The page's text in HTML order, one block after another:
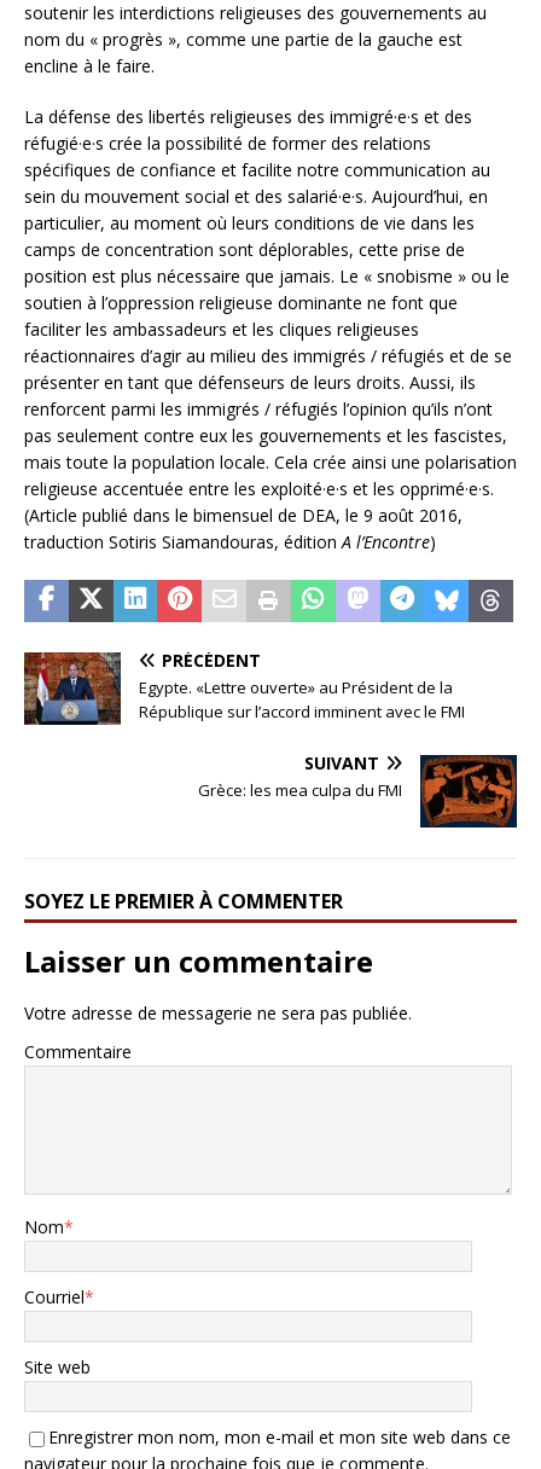
soutenir les interdictions religieuses des gouvernements au
nom du « progrès », comme une partie de la gauche est
encline à le faire.
La défense des libertés religieuses des immigré·e·s et des
réfugié·e·s crée la possibilité de former des relations
spécifiques de confiance et facilite notre communication au
sein du mouvement social et des salarié·e·s. Aujourd’hui, en
particulier, au moment où leurs conditions de vie dans les
camps de concentration sont déplorables, cette prise de
position est plus nécessaire que jamais. Le « snobisme » ou le
soutien à l’oppression religieuse dominante ne font que
faciliter les ambassadeurs et les cliques religieuses
réactionnaires d’agir au milieu des immigrés / réfugiés et de se
présenter en tant que défenseurs de leurs droits. Aussi, ils
renforcent parmi les immigrés / réfugiés l’opinion qu’ils n’ont
pas seulement contre eux les gouvernements et les fascistes,
mais toute la population locale. Cela crée ainsi une polarisation
religieuse accentuée entre les exploité·e·s et les opprimé·e·s.
(Article publié dans le bimensuel de DEA, le 9 août 2016,
traduction Sotiris Siamandouras, éditionA l’Encontre)
PRÉCÉDENT
Egypte. «Lettre ouverte» au Président de la
République sur l’accord imminent avec le FMI
SUIVANT
Grèce: les mea culpa du FMI
SOYEZ LE PREMIER À COMMENTER
Laisser un commentaire
Votre adresse de messagerie ne sera pas publiée.
Commentaire
Nom*
Courriel*
Site web
Enregistrer mon nom, mon e-mail et mon site web dans ce
navigateur pour la prochaine fois que je commente.